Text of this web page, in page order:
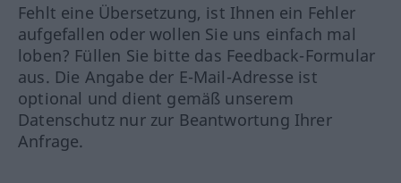
Fehlt eine Übersetzung, ist Ihnen ein Fehler
aufgefallen oder wollen Sie uns einfach mal
loben? Füllen Sie bitte das Feedback-Formular
aus. Die Angabe der E-Mail-Adresse ist
optional und dient gemäß unserem
Datenschutz nur zur Beantwortung Ihrer
Anfrage.